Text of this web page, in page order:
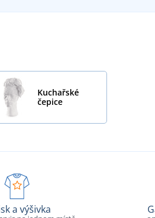
Kuchařské
čepice
a výšivka